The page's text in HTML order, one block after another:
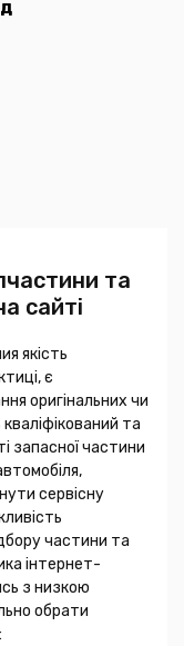
та
сайті
якість
є
оригінальних чи
та
запасної частини
сервісну
частини та
інтернет-
з низкою
обрати